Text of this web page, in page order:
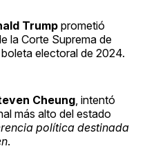
Trumpprometió
la Corte Suprema de
electoral de 2024.
Cheung , intentó
más alto del estado
política destinada
.